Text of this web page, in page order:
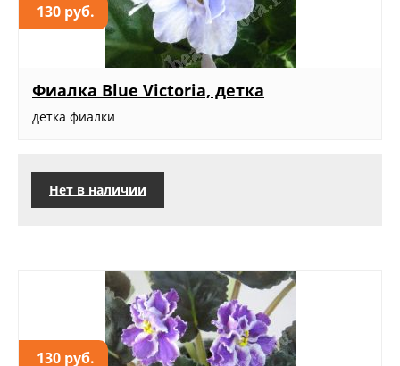
130 руб.
Фиалка Blue Victoria, детка
детка фиалки
Нет в наличии
130 руб.